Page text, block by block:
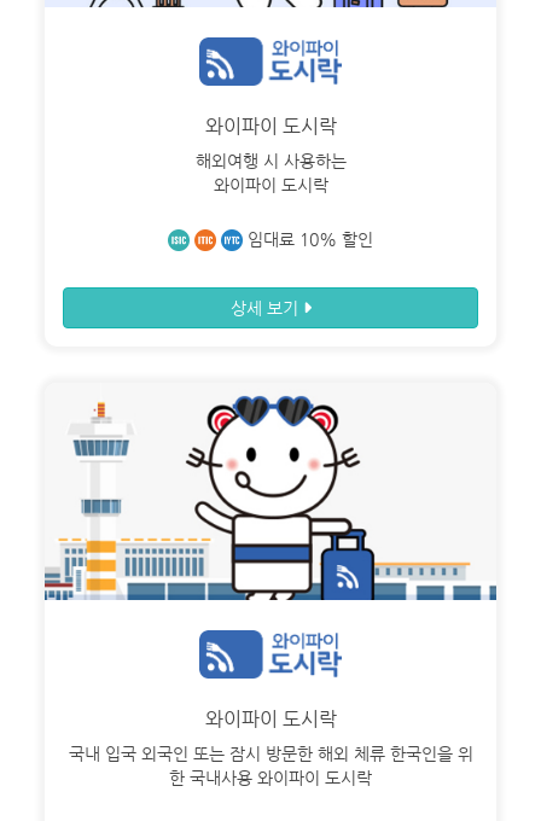
와이파이 도시락
해외여행 시 사용하는
와이파이 도시락
임대료 10% 할인
상세 보기
와이파이 도시락
국내 입국 외국인 또는 잠시 방문한 해외 체류 한국인을 위
한 국내사용 와이파이 도시락